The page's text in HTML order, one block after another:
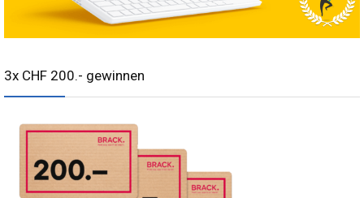
3x CHF 200.- gewinnen